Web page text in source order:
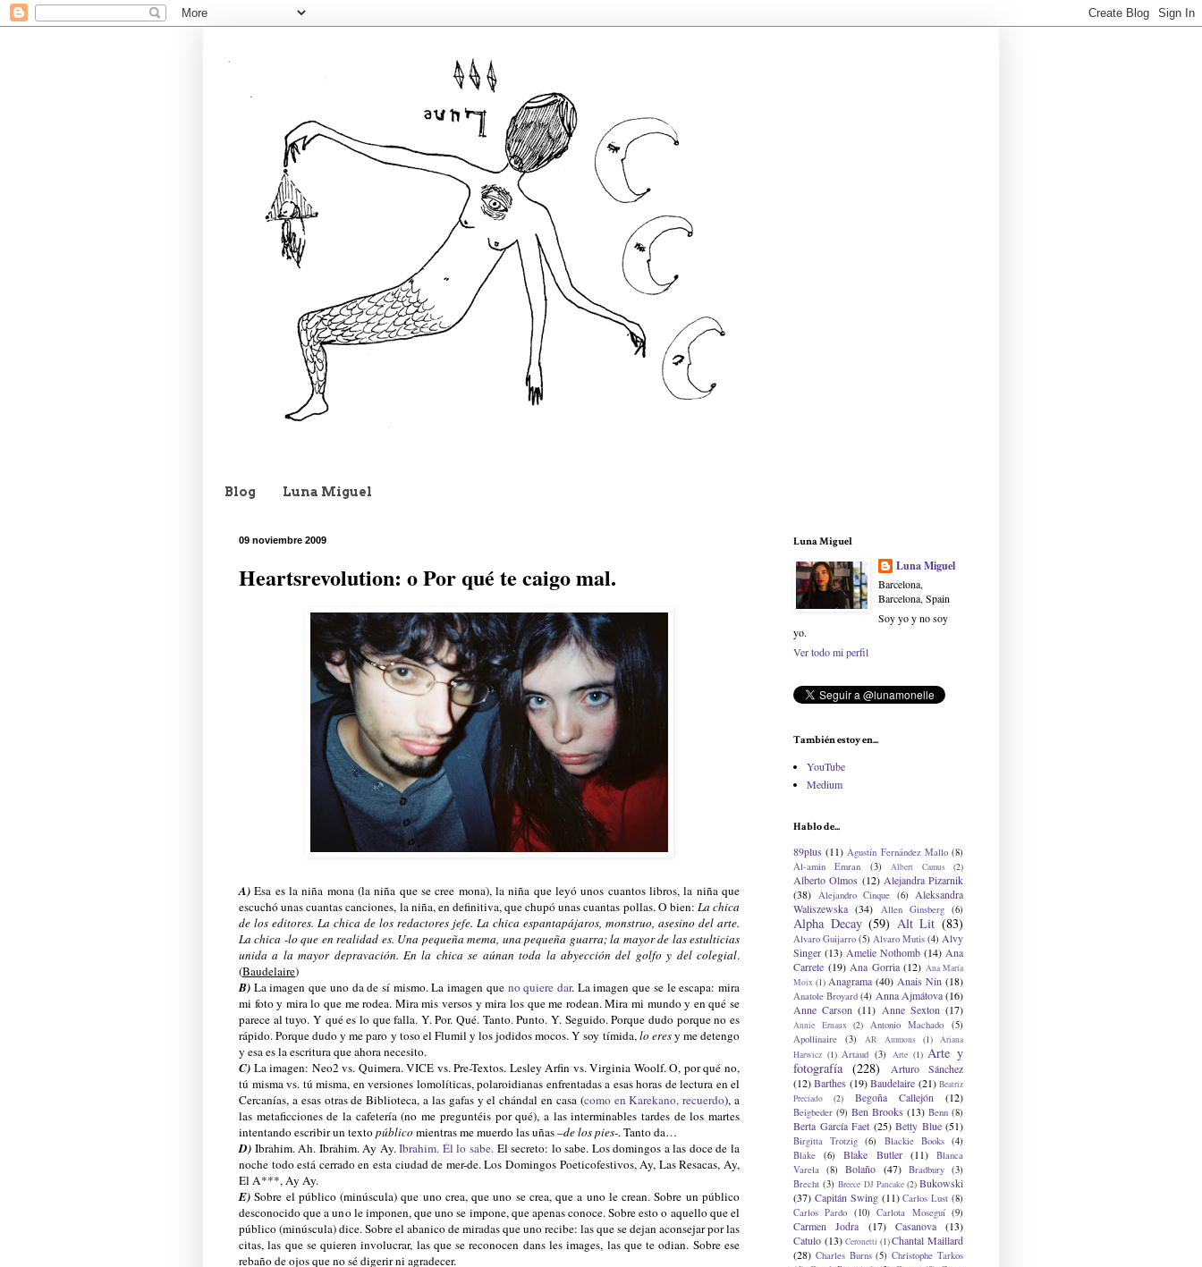
Blog Luna Miguel
09 noviembre 2009
Heartsrevolution: o Por qué te caigo mal.
A) Esa es la niña mona (la niña que se cree mona), la niña que leyó unos cuantos libros, la niña que
escuchó unas cuantas canciones, la niña, en definitiva, que chupó unas cuantas pollas. O bien: La chica
de los editores. La chica de los redactores jefe. La chica espantapájaros, monstruo, asesino del arte.
La chica -lo que en realidad es. Una pequeña mema, una pequeña guarra; la mayor de las estulticias
unida a la mayor depravación. En la chica se aúnan toda la abyección del golfo y del colegial.
(Baudelaire)
B) La imagen que uno da de sí mismo. La imagen que no quiere dar. La imagen que se le escapa: mira
mi foto y mira lo que me rodea. Mira mis versos y mira los que me rodean. Mira mi mundo y en qué se
parece al tuyo. Y qué es lo que falla. Y. Por. Qué. Tanto. Punto. Y. Seguido. Porque dudo porque no es
rápido. Porque dudo y me paro y toso el Flumil y los jodidos mocos. Y soy tímida,lo eresy me detengo
y esa es la escritura que ahora necesito.
C) La imagen: Neo2 vs. Quimera. VICE vs. Pre-Textos. Lesley Arfin vs. Virginia Woolf. O, por qué no,
tú misma vs. tú misma, en versiones lomolíticas, polaroidianas enfrentadas a esas horas de lectura en el
Cercanías, a esas otras de Biblioteca, a las gafas y el chándal en casa (como en Karekano, recuerdo), a
las metaficciones de la cafetería (no me preguntéis por qué), a las interminables tardes de los martes
intentando escribir un textopúblico mientras me muerdo las uñas –de los pies-. Tanto da…
D) Ibrahim. Ah. Ibrahim. Ay Ay.Ibrahim. Él lo sabe.El secreto: lo sabe. Los domingos a las doce de la
noche todo está cerrado en esta ciudad de mer-de. Los Domingos Poeticofestivos, Ay, Las Resacas, Ay,
El A***, Ay Ay.
E) Sobre el público (minúscula) que uno crea, que uno se crea, que a uno le crean. Sobre un público
desconocido que a uno le imponen, que uno se impone, que apenas conoce. Sobre esto o aquello que el
público (minúscula) dice. Sobre el abanico de miradas que uno recibe: las que se dejan aconsejar por las
citas, las que se quieren involucrar, las que se reconocen dans les images, las que te odian. Sobre ese
rebaño de ojos que no sé digerir ni agradecer.
Luna Miguel
Luna Miguel
Barcelona,
Barcelona, Spain
Soy yo y no soy
yo.
Ver todo mi perfil
También estoy en...
YouTube
Medium
Hablo de...
89plus (11) Agustín Fernández Mallo (8)
Al-amin Emran
(3) Albert Camus (2)
Alberto Olmos (12) Alejandra Pizarnik
(38)
Alejandro Cinque (6)
Aleksandra
Waliszewska (34) Allen Ginsberg (6)
Alpha Decay (59) Alt Lit (83)
Alvaro Guijarro (5) Alvaro Mutis (4) Alvy
Singer (13) Amelie Nothomb (14) Ana
Carrete (19) Ana Gorria (12) Ana María
Moix (1) Anagrama (40) Anais Nin (18)
Anatole Broyard (4) Anna Ajmátova (16)
Anne Carson (11) Anne Sexton (17)
Annie Ernaux (2) Antonio Machado
(5)
Apollinaire
(3) AR Ammons (1)
Ariana
Harwicz (1) Artaud (3) Arte (1) Arte y
fotografía (228)
Arturo Sánchez
(12) Barthes (19) Baudelaire (21) Beatriz
Preciado
(2) Begoña Callejón (12)
Beigbeder (9) Ben Brooks (13) Benn (8)
Berta García Faet (25) Betty Blue (51)
Birgitta Trotzig (6) Blackie Books (4)
Blake
(6) Blake Butler (11)
Blanca
Varela
(8) Bolaño (47) Bradbury (3)
Brecht (3) Breece DJ Pancake (2) Bukowski
(37) Capitán Swing (11) Carlos Lust (8)
Carlos Pardo (10) Carlota Moseguí (9)
Carmen Jodra (17) Casanova
(13)
Catulo (13) Ceronetti (1) Chantal Maillard
(28) Charles Burns (5) Christophe Tarkos